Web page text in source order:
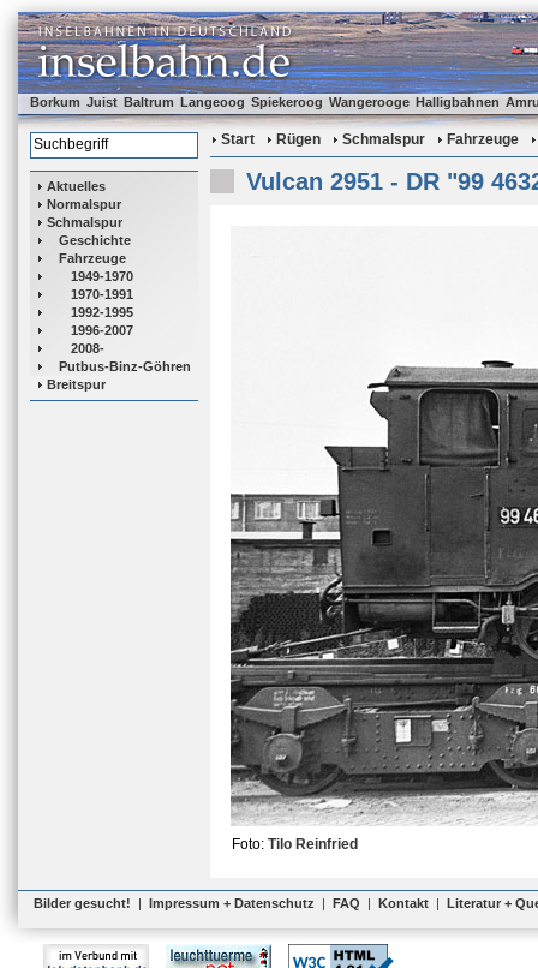
Borkum Juist Baltrum Langeoog Spiekeroog Wangerooge Halligbahnen
Aktuelles
Normalspur
Schmalspur
Geschichte
Fahrzeuge
1949-1970
1970-1991
1992-1995
1996-2007
2008-
Putbus-Binz-Göhren
Breitspur
Start Rügen Schmalspur Fahrzeuge
Vulcan 2951 - DR "99
Foto: Tilo Reinfried
Bilder gesucht! | Impressum + Datenschutz | FAQ | Kontakt | Literatur +